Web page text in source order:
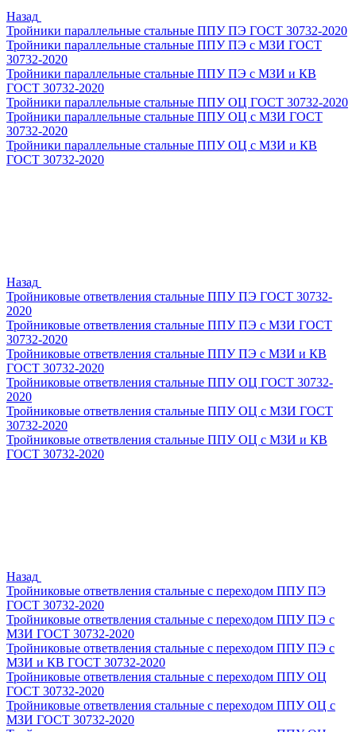
Назад
Тройники параллельные стальные ППУ ПЭ ГОСТ 30732-2020
Тройники параллельные стальные ППУ ПЭ с МЗИ ГОСТ
30732-2020
Тройники параллельные стальные ППУ ПЭ с МЗИ и КВ
ГОСТ 30732-2020
Тройники параллельные стальные ППУ ОЦ ГОСТ 30732-2020
Тройники параллельные стальные ППУ ОЦ с МЗИ ГОСТ
30732-2020
Тройники параллельные стальные ППУ ОЦ с МЗИ и КВ
ГОСТ 30732-2020
Назад
Тройниковые ответвления стальные ППУ ПЭ ГОСТ 30732-
2020
Тройниковые ответвления стальные ППУ ПЭ с МЗИ ГОСТ
30732-2020
Тройниковые ответвления стальные ППУ ПЭ с МЗИ и КВ
ГОСТ 30732-2020
Тройниковые ответвления стальные ППУ ОЦ ГОСТ 30732-
2020
Тройниковые ответвления стальные ППУ ОЦ с МЗИ ГОСТ
30732-2020
Тройниковые ответвления стальные ППУ ОЦ с МЗИ и КВ
ГОСТ 30732-2020
Назад
Тройниковые ответвления стальные с переходом ППУ ПЭ
ГОСТ 30732-2020
Тройниковые ответвления стальные с переходом ППУ ПЭ с
МЗИ ГОСТ 30732-2020
Тройниковые ответвления стальные с переходом ППУ ПЭ с
МЗИ и КВ ГОСТ 30732-2020
Тройниковые ответвления стальные с переходом ППУ ОЦ
ГОСТ 30732-2020
Тройниковые ответвления стальные с переходом ППУ ОЦ с
МЗИ ГОСТ 30732-2020